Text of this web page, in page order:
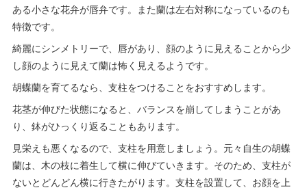
ある小さな花弁が唇弁です。また蘭は左右対称になっているのも
特徴です。
綺麗にシンメトリーで、唇があり、顔のように見えることから少
し顔のように見えて蘭は怖く見えるようです。
胡蝶蘭を育てるなら、支柱をつけることをおすすめします。
花茎が伸びた状態になると、バランスを崩してしまうことがあ
り、鉢がひっくり返ることもあります。
見栄えも悪くなるので、支柱を用意しましょう。元々自生の胡蝶
蘭は、木の枝に着生して横に伸びていきます。そのため、支柱が
ないとどんどん横に行きたがります。支柱を設置して、お顔を上